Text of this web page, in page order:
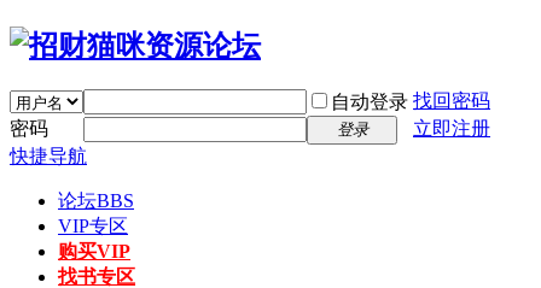
自动登录 找回密码
密码
登录
立即注册
快捷导航
论坛BBS
VIP专区
购买VIP
找书专区